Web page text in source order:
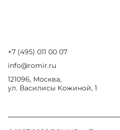
+7 (495) 011 00 07
info@romir.ru
121096, Москва,
ул. Василисы Кожиной, 1